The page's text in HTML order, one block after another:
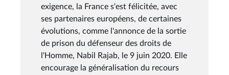
exigence, la France s'est félicitée, avec
ses partenaires européens, de certaines
évolutions, comme l'annonce de la sortie
de prison du défenseur des droits de
l'Homme, Nabil Rajab, le 9 juin 2020. Elle
encourage la généralisation du recours